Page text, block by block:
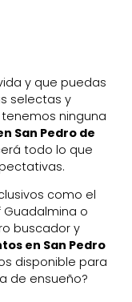
y que puedas
selectas y
ninguna
San Pedro de
todo lo que
como el
o
buscador y
en San Pedro
disponible para
de ensueño?